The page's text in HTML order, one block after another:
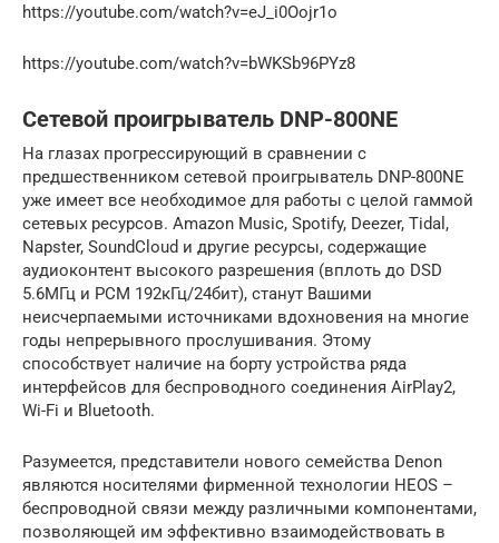
https://youtube.com/watch?v=eJ_i0Oojr1o
https://youtube.com/watch?v=bWKSb96PYz8
Сетевой проигрыватель DNP-800NE
На глазах прогрессирующий в сравнении с
предшественником сетевой проигрыватель DNP-800NE
уже имеет все необходимое для работы с целой гаммой
сетевых ресурсов. Amazon Music, Spotify, Deezer, Tidal,
Napster, SoundCloud и другие ресурсы, содержащие
аудиоконтент высокого разрешения (вплоть до DSD
5.6МГц и PCM 192кГц/24бит), станут Вашими
неисчерпаемыми источниками вдохновения на многие
годы непрерывного прослушивания. Этому
способствует наличие на борту устройства ряда
интерфейсов для беспроводного соединения AirPlay2,
Wi-Fi и Bluetooth.
Разумеется, представители нового семейства Denon
являются носителями фирменной технологии HEOS –
беспроводной связи между различными компонентами,
позволяющей им эффективно взаимодействовать в